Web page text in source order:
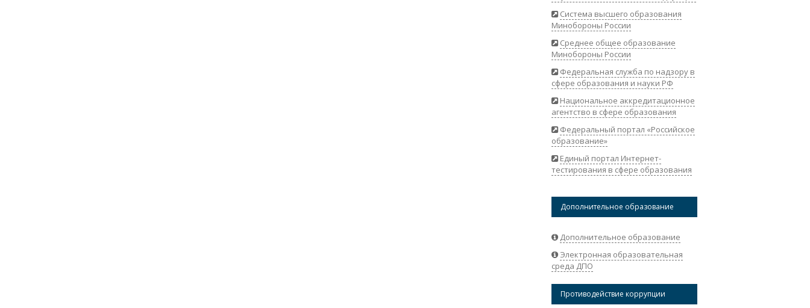
Система высшего образования
Минобороны России
Среднее общее образование
Минобороны России
Федеральная служба по надзору в
сфере образования и науки РФ
Национальное аккредитационное
агентство в сфере образования
Федеральный портал «Российское
образование»
Единый портал Интернет-
тестирования в сфере образования
Дополнительное образование
Дополнительное образование
Электронная образовательная
среда ДПО
Противодействие коррупции